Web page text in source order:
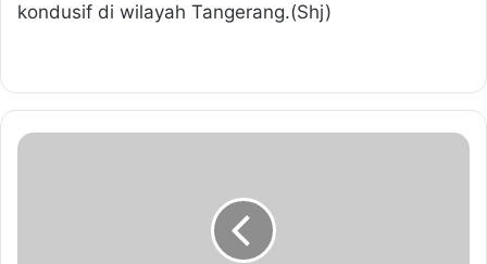
kondusif di wilayah Tangerang.(Shj)
D